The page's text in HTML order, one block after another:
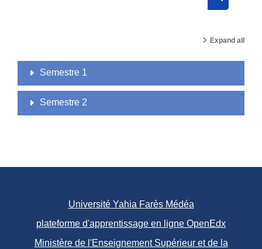
Expand all
Semestre 1
Semestre 2
Université Yahia Farès Médéa
plateforme d'apprentissage en ligne OpenEdx
Ministère de l'Enseignement Supérieur et de la